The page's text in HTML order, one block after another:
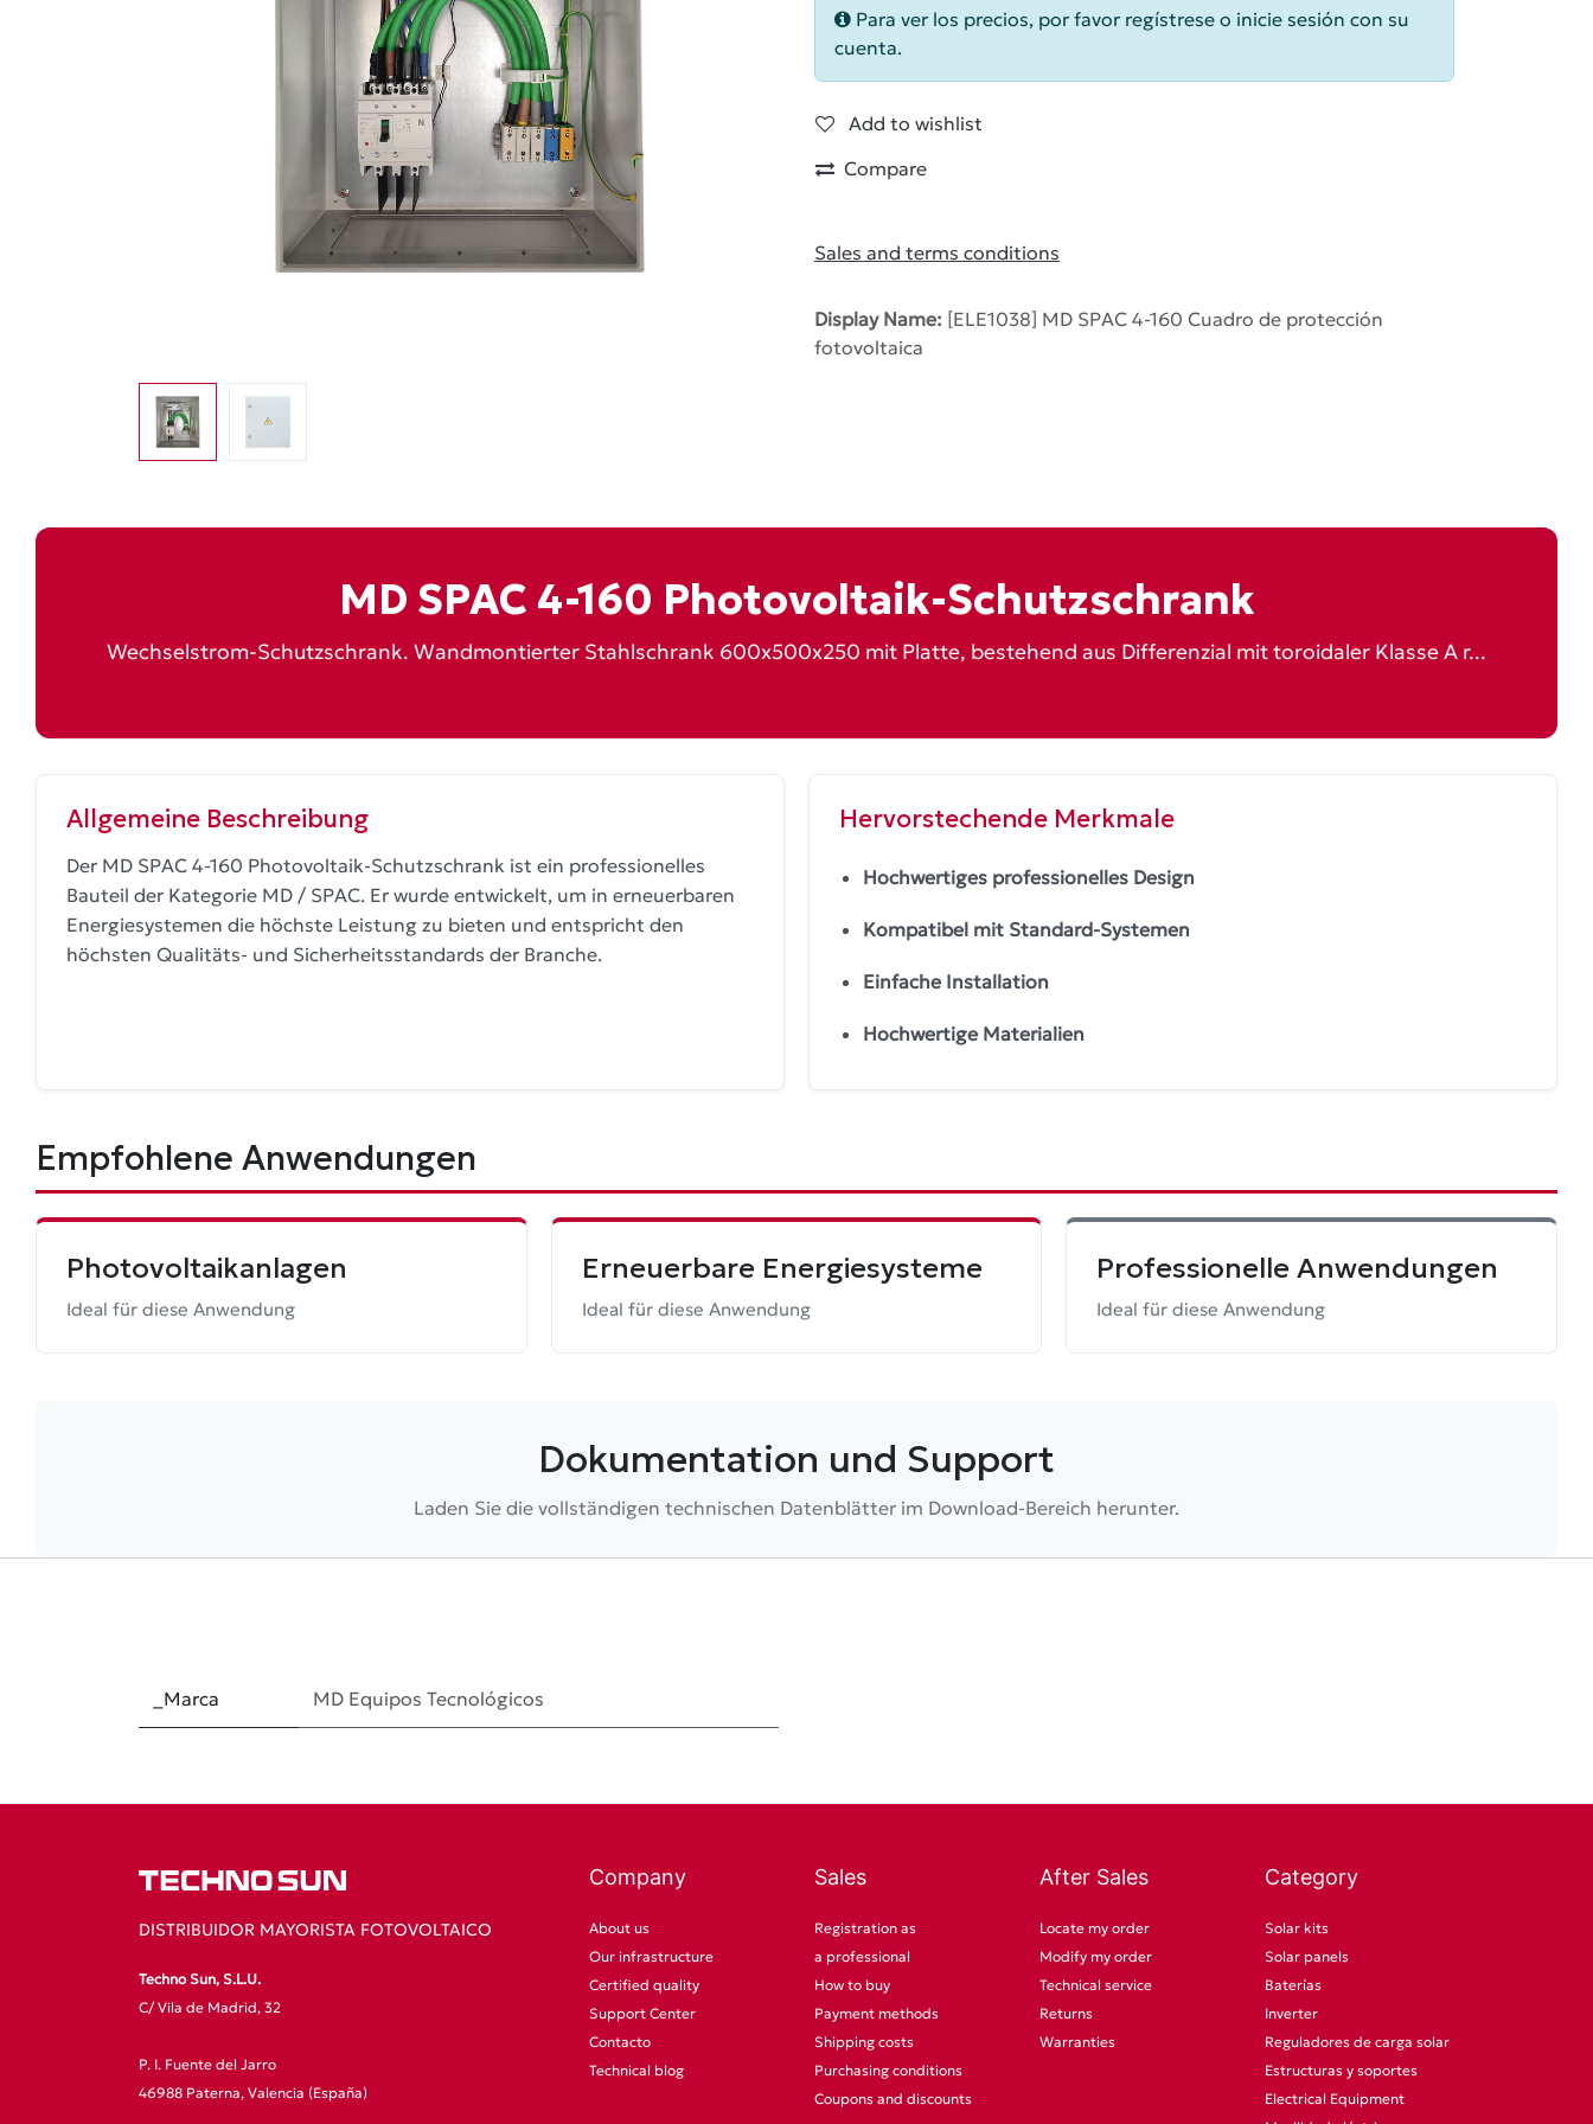
Para ver los precios, por favor regístrese o inicie sesión con su
cuenta.
Add to wishlist
Compare
Sales and terms conditions
Display Name: [ELE1038] MD SPAC 4-160 Cuadro de protección
fotovoltaica
MD SPAC 4-160 Photovoltaik-Schutzschrank
Wechselstrom-Schutzschrank. Wandmontierter Stahlschrank 600x500x250 mit Platte, bestehend aus Differenzial mit toroidaler Klasse A r...
Allgemeine Beschreibung
Der MD SPAC 4-160 Photovoltaik-Schutzschrank ist ein professionelles
Bauteil der Kategorie MD / SPAC. Er wurde entwickelt, um in erneuerbaren
Energiesystemen die höchste Leistung zu bieten und entspricht den
höchsten Qualitäts- und Sicherheitsstandards der Branche.
Hervorstechende Merkmale
Hochwertiges professionelles Design
Kompatibel mit Standard-Systemen
Einfache Installation
Hochwertige Materialien
Empfohlene Anwendungen
Photovoltaikanlagen
Ideal für diese Anwendung
Erneuerbare Energiesysteme
Ideal für diese Anwendung
Professionelle Anwendungen
Ideal für diese Anwendung
Dokumentation und Support
Laden Sie die vollständigen technischen Datenblätter im Download-Bereich herunter.
_Marca MD Equipos Tecnológicos
DISTRIBUIDOR MAYORISTA FOTOVOLTAICO
Techno Sun, S.L.U.
C/ Vila de Madrid, 32
P. I. Fuente del Jarro
46988 Paterna, Valencia (España)
Company
About us
Our infrastructure
Certified quality
Support Center
Contacto
Technical blog
Sales
Registration as
a professional
How to buy
Payment methods
Shipping costs
Purchasing conditions
Coupons and discounts
After Sales
Locate my order
Modify my order
Technical service
Returns
Warranties
Category
Solar kits
Solar panels
Baterías
Inverter
Reguladores de carga solar
Estructuras y soportes
Electrical Equipment